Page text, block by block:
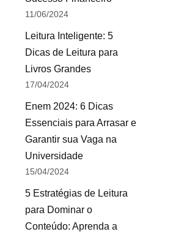
11/06/2024
Leitura Inteligente: 5
Dicas de Leitura para
Livros Grandes
17/04/2024
Enem 2024: 6 Dicas
Essenciais para Arrasar e
Garantir sua Vaga na
Universidade
15/04/2024
5 Estratégias de Leitura
para Dominar o
Conteúdo: Aprenda a